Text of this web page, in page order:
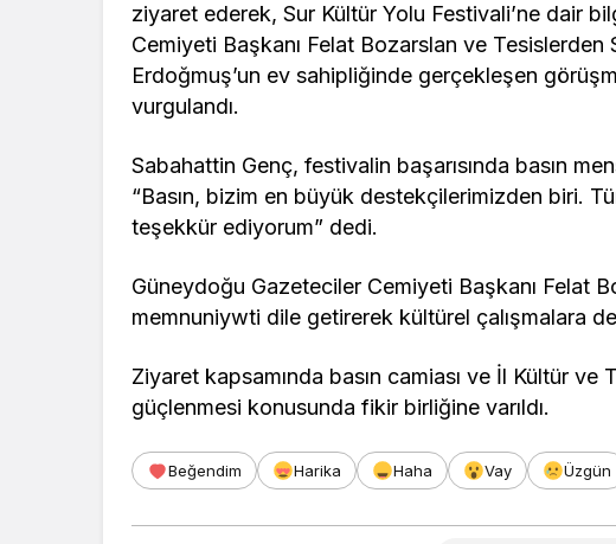
ziyaret ederek, Sur Kültür Yolu Festivali’ne dair
Cemiyeti Başkanı Felat Bozarslan ve Tesislerden
Erdoğmuş’un ev sahipliğinde gerçekleşen
vurgulandı.
Sabahattin Genç, festivalin başarısında basın
“Basın, bizim en büyük destekçilerimizden biri.
teşekkür ediyorum” dedi.
Güneydoğu Gazeteciler Cemiyeti Başkanı Felat
memnuniywti dile getirerek kültürel çalışmalara
Ziyaret kapsamında basın camiası ve İl Kültür
güçlenmesi konusunda fikir birliğine varıldı.
Beğendim Harika Haha Vay Üzgün